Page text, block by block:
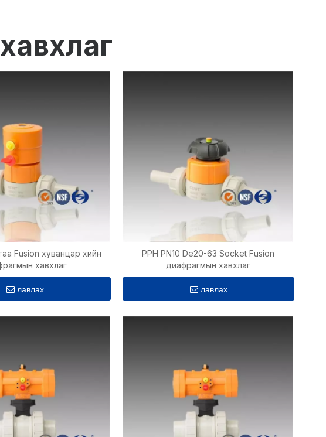
Fusion хуванцар хийн
хавхлаг
лавлах
PPH PN10 De20-63 Socket Fusion
диафрагмын хавхлаг
лавлах